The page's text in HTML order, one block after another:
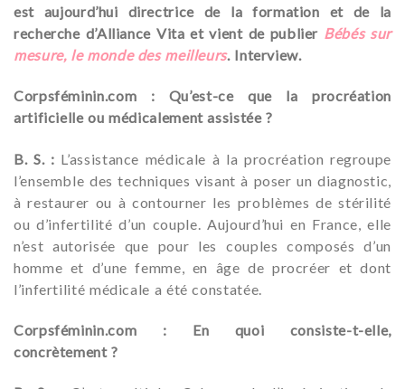
est aujourd’hui directrice de la formation et de la
recherche d’Alliance Vita et vient de publier Bébés sur
mesure, le monde des meilleurs. Interview.
Corpsféminin.com : Qu’est-ce que la procréation
artificielle ou médicalement assistée ?
B. S. : L’assistance médicale à la procréation regroupe
l’ensemble des techniques visant à poser un diagnostic,
à restaurer ou à contourner les problèmes de stérilité
ou d’infertilité d’un couple. Aujourd’hui en France, elle
n’est autorisée que pour les couples composés d’un
homme et d’une femme, en âge de procréer et dont
l’infertilité médicale a été constatée.
Corpsféminin.com : En quoi consiste-t-elle,
concrètement ?